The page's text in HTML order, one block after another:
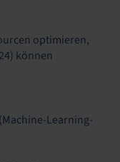
optimieren,
können
Learning-